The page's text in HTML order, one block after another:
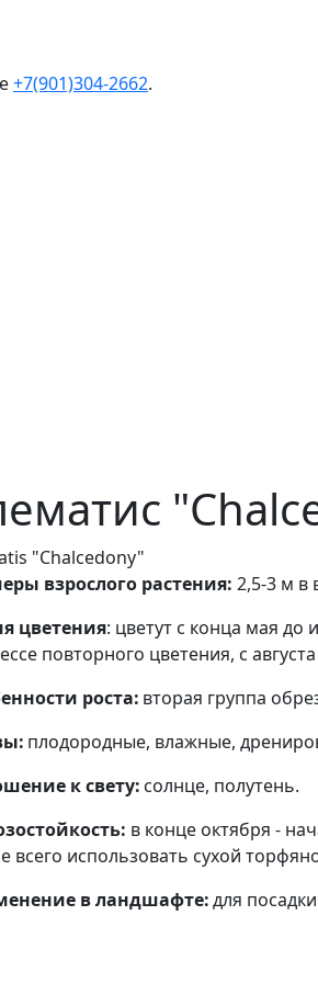
+7(901)304-2662.
"Chalcedony"
взрослого растения: 2,5-3 м в
цветения: цветут с конца мая
повторного цветения, с
роста: вторая группа
плодородные, влажные,
к свету: солнце, полутень.
в конце октября -
всего использовать сухой
в ландшафте:для